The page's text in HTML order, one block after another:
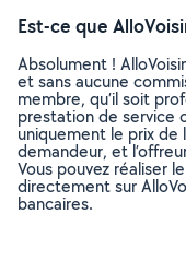
Est-ce que
Absolument !
et sans aucune
membre, qu’il soit
prestation de service
uniquement le prix de
demandeur, et
Vous pouvez réaliser
directement sur
bancaires.